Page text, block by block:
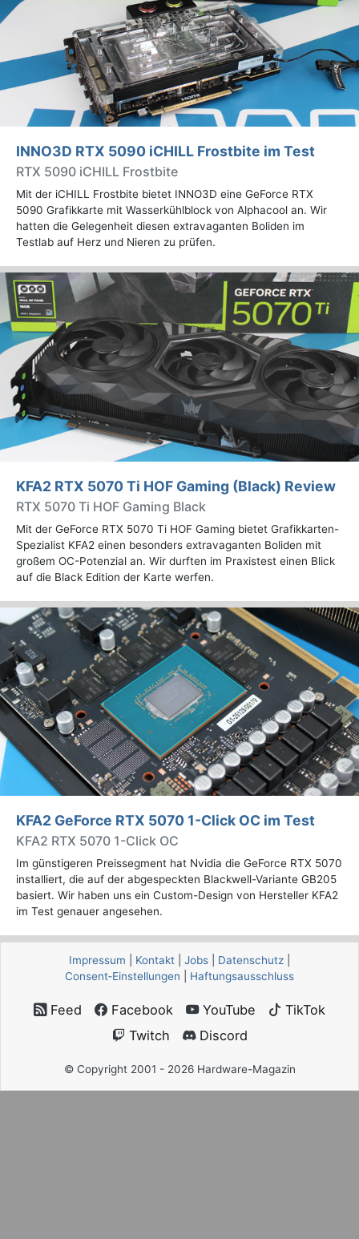
INNO3D RTX 5090 iCHILL Frostbite im Test
RTX 5090 iCHILL Frostbite
Mit der iCHILL Frostbite bietet INNO3D eine GeForce RTX
5090 Grafikkarte mit Wasserkühlblock von Alphacool an. Wir
hatten die Gelegenheit diesen extravaganten Boliden im
Testlab auf Herz und Nieren zu prüfen.
KFA2 RTX 5070 Ti HOF Gaming (Black) Review
RTX 5070 Ti HOF Gaming Black
Mit der GeForce RTX 5070 Ti HOF Gaming bietet Grafikkarten-
Spezialist KFA2 einen besonders extravaganten Boliden mit
großem OC-Potenzial an. Wir durften im Praxistest einen Blick
auf die Black Edition der Karte werfen.
KFA2 GeForce RTX 5070 1-Click OC im Test
KFA2 RTX 5070 1-Click OC
Im günstigeren Preissegment hat Nvidia die GeForce RTX 5070
installiert, die auf der abgespeckten Blackwell-Variante GB205
basiert. Wir haben uns ein Custom-Design von Hersteller KFA2
im Test genauer angesehen.
Impressum Kontakt Jobs Datenschutz
Consent‑Einstellungen
Haftungsausschluss
Feed Facebook YouTube
TikTok
Twitch
Discord
© Copyright 2001 - 2026 Hardware-Magazin